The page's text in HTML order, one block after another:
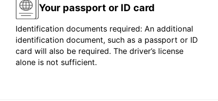
Your passport or ID card
Identification documents required: An additional
identification document, such as a passport or ID
card will also be required. The driver’s license
alone is not sufficient.